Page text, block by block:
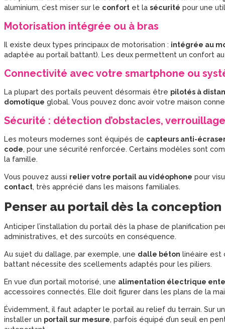
aluminium, c’est miser sur le confort et la sécurité pour une
Motorisation intégrée ou à bras
Il existe deux types principaux de motorisation : intégrée au
adaptée au portail battant). Les deux permettent un confort
Connectivité avec votre smartphone ou
La plupart des portails peuvent désormais être pilotés à
domotique global. Vous pouvez donc avoir votre maison
Sécurité : détection d’obstacles,
Les moteurs modernes sont équipés de capteurs anti-
code, pour une sécurité renforcée. Certains modèles sont
la famille.
Vous pouvez aussi relier votre portail au vidéophone pour
contact, très apprécié dans les maisons familiales.
Penser au portail dès la
Anticiper l’installation du portail dès la phase de planification
administratives, et des surcoûts en conséquence.
Au sujet du dallage, par exemple, une dalle béton linéaire est
battant nécessite des scellements adaptés pour les piliers.
En vue d’un portail motorisé, une alimentation électrique
accessoires connectés. Elle doit figurer dans les plans de la
Évidemment, il faut adapter le portail au relief du terrain. Sur
installer un portail sur mesure, parfois équipé d’un seuil en